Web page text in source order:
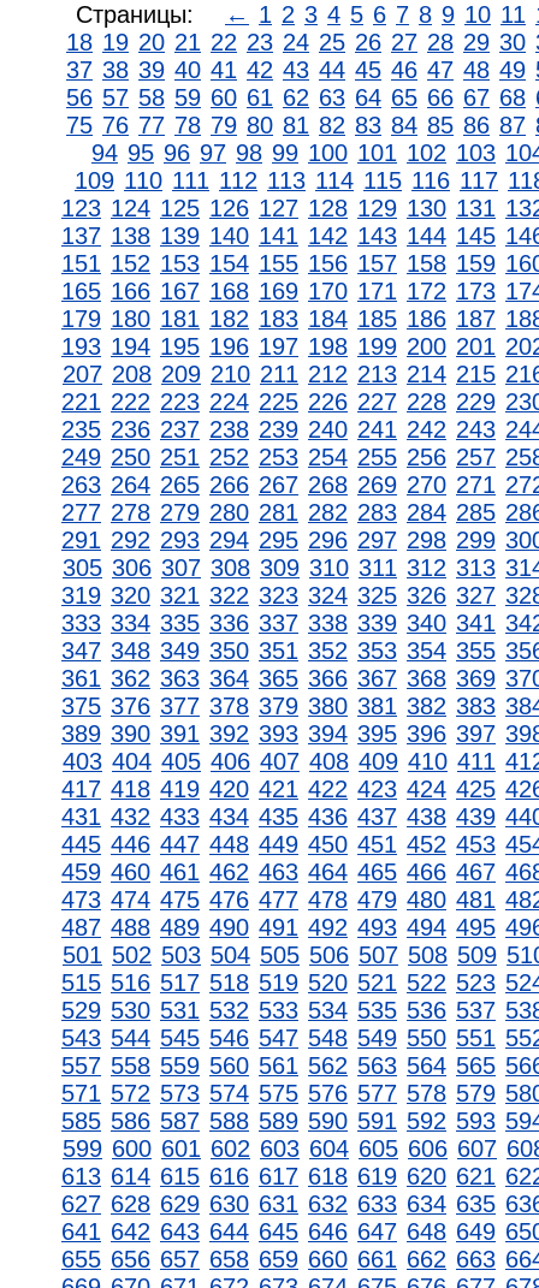
Страницы: ← 1 2 3 4 5 6 7 8 9 10 11
18 19 20 21 22 23 24 25 26 27 28 29 30
37 38 39 40 41 42 43 44 45 46 47 48 49
56 57 58 59 60 61 62 63 64 65 66 67 68
75 76 77 78 79 80 81 82 83 84 85 86 87
94 95 96 97 98 99 100 101 102 103
109 110 111 112 113 114 115 116 117
123 124 125 126 127 128 129 130 131
137 138 139 140 141 142 143 144 145
151 152 153 154 155 156 157 158 159
165 166 167 168 169 170 171 172 173
179 180 181 182 183 184 185 186 187
193 194 195 196 197 198 199 200 201
207 208 209 210 211 212 213 214 215
221 222 223 224 225 226 227 228 229
235 236 237 238 239 240 241 242 243
249 250 251 252 253 254 255 256 257
263 264 265 266 267 268 269 270 271
277 278 279 280 281 282 283 284 285
291 292 293 294 295 296 297 298 299
305 306 307 308 309 310 311 312 313
319 320 321 322 323 324 325 326 327
333 334 335 336 337 338 339 340 341
347 348 349 350 351 352 353 354 355
361 362 363 364 365 366 367 368 369
375 376 377 378 379 380 381 382 383
389 390 391 392 393 394 395 396 397
403 404 405 406 407 408 409 410 411
417 418 419 420 421 422 423 424 425
431 432 433 434 435 436 437 438 439
445 446 447 448 449 450 451 452 453
459 460 461 462 463 464 465 466 467
473 474 475 476 477 478 479 480 481
487 488 489 490 491 492 493 494 495
501 502 503 504 505 506 507 508 509
515 516 517 518 519 520 521 522 523
529 530 531 532 533 534 535 536 537
543 544 545 546 547 548 549 550 551
557 558 559 560 561 562 563 564 565
571 572 573 574 575 576 577 578 579
585 586 587 588 589 590 591 592 593
599 600 601 602 603 604 605 606 607
613 614 615 616 617 618 619 620 621
627 628 629 630 631 632 633 634 635
641 642 643 644 645 646 647 648 649
655 656 657 658 659 660 661 662 663